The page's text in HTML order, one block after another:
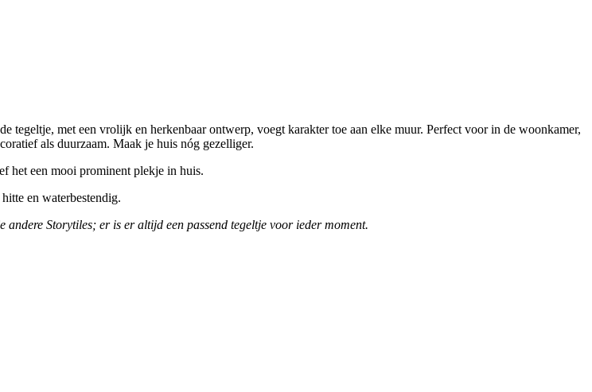
tegeltje, met een vrolijk en herkenbaar ontwerp, voegt karakter toe aan elke muur. Perfect voor in de woonkamer,
als duurzaam. Maak je huis nóg gezelliger.
het een mooi prominent plekje in huis.
en waterbestendig.
Storytiles; er is er altijd een passend tegeltje voor ieder moment.